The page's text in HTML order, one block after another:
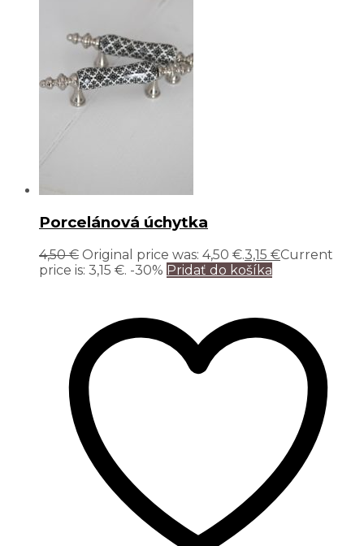
Porcelánová úchytka
4,50€ Original price was: 4,50 €.3,15 €Current
price is: 3,15 €. -30% Pridať do košíka